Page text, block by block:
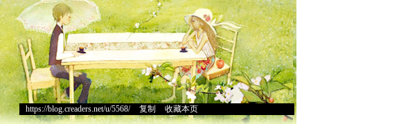
https://blog.creaders.net/u/5568/> 复制 收藏本页